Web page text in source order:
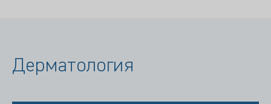
Дерматология